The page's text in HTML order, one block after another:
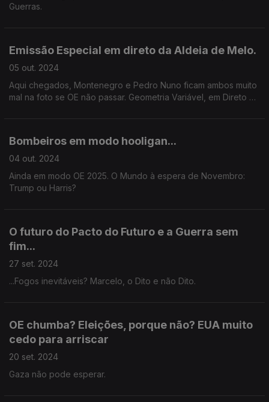
Guerras.
Emissão Especial em direto da Aldeia de Melo.
05 out. 2024
Aqui chegados, Montenegro e Pedro Nuno ficam ambos muito
mal na foto se OE não passar. Geometria Variável, em Direto da
Bombeiros em modo hooligan...
04 out. 2024
Ainda em modo OE 2025. O Mundo à espera de Novembro:
Trump ou Harris?
O futuro do Pacto do Futuro e a Guerra sem
fim...
27 set. 2024
...Fogos inevitáveis? Marcelo, o Dito e não Dito.
OE chumba? Eleições, porque não? EUA muito
cedo para arriscar
20 set. 2024
Gaza não pode esperar.